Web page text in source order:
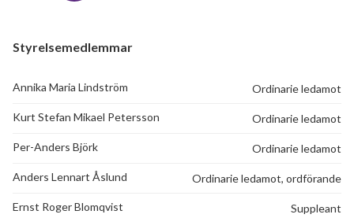
Styrelsemedlemmar
Annika Maria Lindström Ordinarie ledamot
Kurt Stefan Mikael Petersson Ordinarie ledamot
Per-Anders Björk Ordinarie ledamot
Anders Lennart Åslund Ordinarie ledamot, ordförande
Ernst Roger Blomqvist Suppleant